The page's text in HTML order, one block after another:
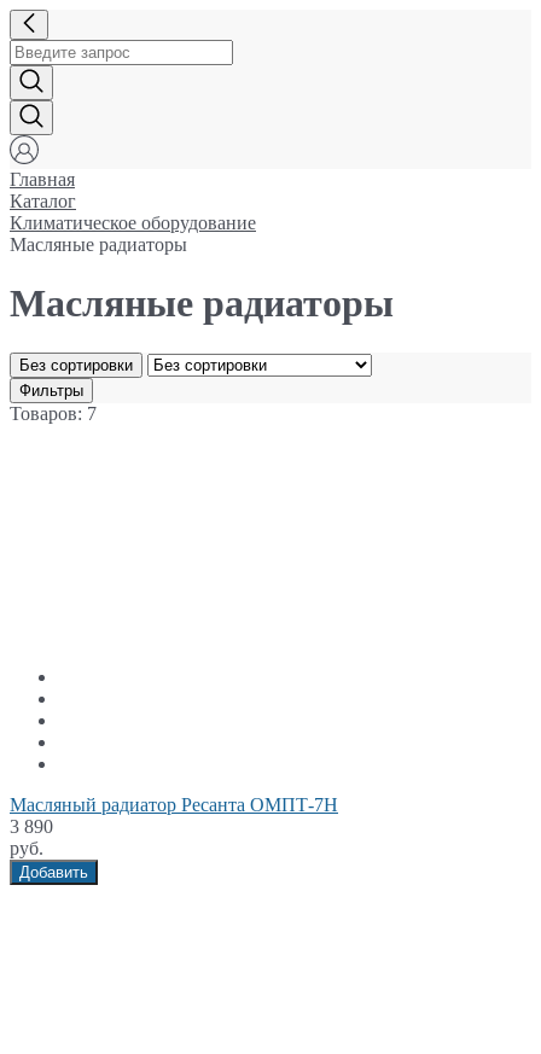
Главная
Каталог
Климатическое оборудование
Масляные радиаторы
Масляные радиаторы
Без сортировки
Фильтры
Товаров: 7
Масляный радиатор Ресанта ОМПТ-7Н
3 890
руб.
Добавить